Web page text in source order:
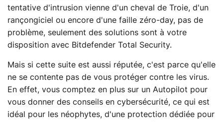
tentative d'intrusion vienne d'un cheval de Troie, d'un
rançongiciel ou encore d'une faille zéro-day, pas de
problème, seulement des solutions sont à votre
disposition avec Bitdefender Total Security.
Mais si cette suite est aussi réputée, c'est parce qu'elle
ne se contente pas de vous protéger contre les virus.
En effet, vous comptez en plus sur un Autopilot pour
vous donner des conseils en cybersécurité, ce qui est
idéal pour les néophytes, d'une protection dédiée pour